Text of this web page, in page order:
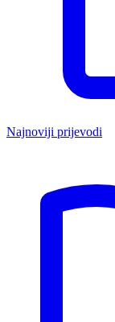
Najnoviji prijevodi